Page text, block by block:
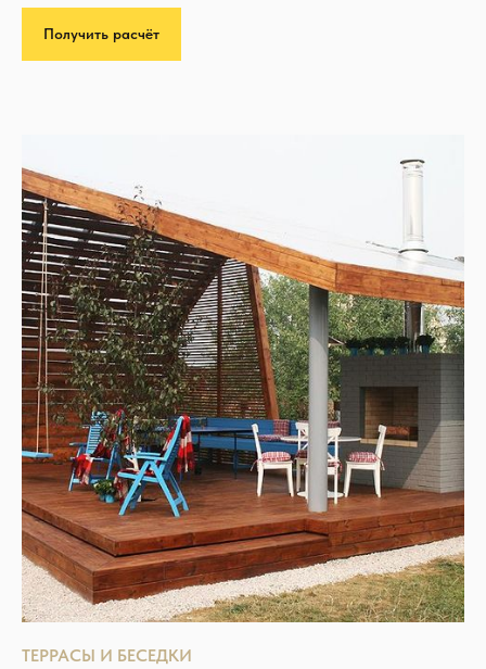
Получить расчёт
ТЕРРАСЫ И БЕСЕДКИ